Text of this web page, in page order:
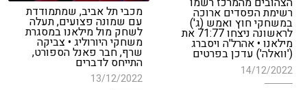
רשימת הפסדים ארוכה
במשחקי חוץ ואמש (ג')
לראשונה ניצחו 71:77 את
מילאנו • אהרל'ה ויסברג
('וואלה') עדכן בפרטים
14/12/2022
מכבי תל אביב, שמתמודדת
עם שמונה פצועים, תעלה
לשחק מול מילאנו במסגרת
משחקי היורוליג • צביקה
שרף, חבר פאנל הספורט,
התייחס לדברים
13/12/2022